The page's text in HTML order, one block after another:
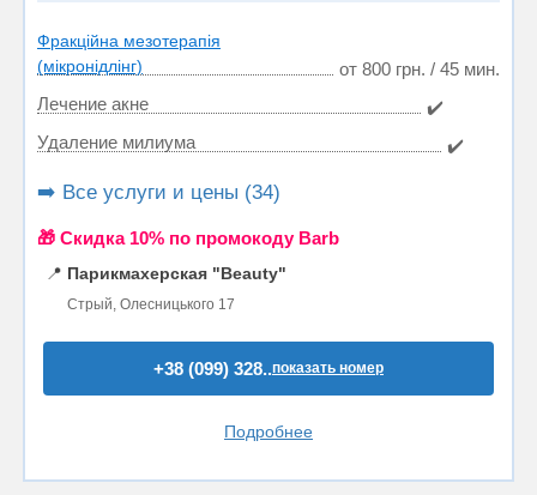
Фракційна мезотерапія
(мікронідлінг)
от 800 грн. / 45 мин.
Лечение акне
✔️
Удаление милиума
✔️
➡️ Все услуги и цены (34)
🎁 Cкидка 10% по промокоду Barb
📍 Парикмахерская "Beauty"
Стрый, Олесницького 17
+38 (099) 328..показать номер
Подробнее